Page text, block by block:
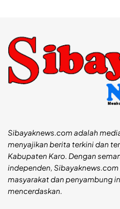
Sibayaknews.com adalah
menyajikan berita terkini dan
Kabupaten Karo. Dengan
independen,
masyarakat dan penyambung
mencerdaskan.